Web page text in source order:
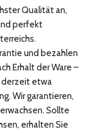
Qualität an,
perfekt
und bezahlen
Erhalt der Ware –
derzeit etwa
Wir garantieren,
Sollte
erhalten Sie